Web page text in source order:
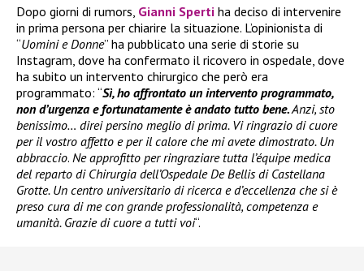
Dopo giorni di rumors, Gianni Sperti ha deciso di intervenire
in prima persona per chiarire la situazione. L’opinionista di
“Uomini e Donne” ha pubblicato una serie di storie su
Instagram, dove ha confermato il ricovero in ospedale, dove
ha subito un intervento chirurgico che però era
programmato: “Sì, ho affrontato un intervento programmato,
non d’urgenza e fortunatamente è andato tutto bene.Anzi, sto
benissimo… direi persino meglio di prima. Vi ringrazio di cuore
per il vostro affetto e per il calore che mi avete dimostrato. Un
abbraccio. Ne approfitto per ringraziare tutta l’équipe medica
del reparto di Chirurgia dell’Ospedale De Bellis di Castellana
Grotte. Un centro universitario di ricerca e d’eccellenza che si è
preso cura di me con grande professionalità, competenza e
umanità. Grazie di cuore a tutti voi“.